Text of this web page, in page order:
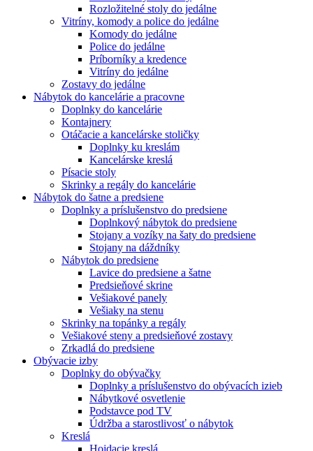
Rozložitelné stoly do jedálne
Vitríny, komody a police do jedálne
Komody do jedálne
Police do jedálne
Príborníky a kredence
Vitríny do jedálne
Zostavy do jedálne
Nábytok do kancelárie a pracovne
Doplnky do kancelárie
Kontajnery
Otáčacie a kancelárske stoličky
Doplnky ku kreslám
Kancelárske kreslá
Písacie stoly
Skrinky a regály do kancelárie
Nábytok do šatne a predsiene
Doplnky a príslušenstvo do predsiene
Doplnkový nábytok do predsiene
Stojany a vozíky na šaty do predsiene
Stojany na dáždníky
Nábytok do predsiene
Lavice do predsiene a šatne
Predsieňové skrine
Vešiakové panely
Vešiaky na stenu
Skrinky na topánky a regály
Vešiakové steny a predsieňové zostavy
Zrkadlá do predsiene
Obývacie izby
Doplnky do obývačky
Doplnky a príslušenstvo do obývacích izieb
Nábytkové osvetlenie
Podstavce pod TV
Údržba a starostlivosť o nábytok
Kreslá
Hojdacie kreslá